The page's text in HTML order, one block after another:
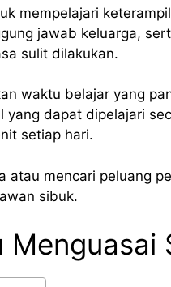
mempelajari
jawab keluarga,
sulit dilakukan.
waktu belajar yang
dapat dipelajari
setiap hari.
mencari peluang
sibuk.